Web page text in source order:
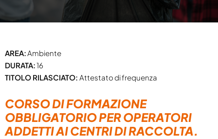
AREA:Ambiente
DURATA:16
TITOLO RILASCIATO: Attestato di frequenza
CORSO DI FORMAZIONE
OBBLIGATORIO PER OPERATORI
ADDETTI AI CENTRI DI RACCOLTA.